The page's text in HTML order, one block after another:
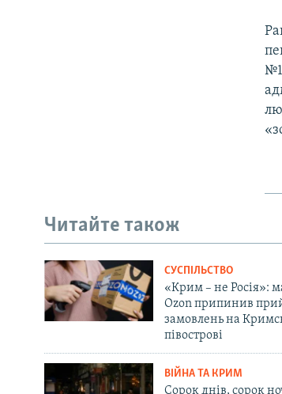
Читайте також
СУСПІЛЬСТВО
«Крим – не Росія»:
Ozon припинив
замовлень на
півострові
ВІЙНА ТА КРИМ
Сорок днів, сорок